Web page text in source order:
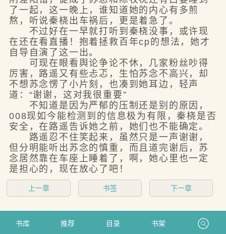
了一起，这一晚上，谁知道她的内心有多煎
熬，听说秦桡出车祸后，更是着急了。
不过好在一早就打听到秦桡没事，或许现
在还在看直播！抱着拯救百年cp的想法，她才
自导自演了这一出。
可现在眼看舆论争论不休，几家粉丝吵得
厉害，路遥又有些忐忑，生怕苏念不高兴，却
不想苏念愣了小片刻，也凑到她耳边，轻声
道：“谢谢，这对我很重要”
不知道是因为严郁的压制还是别的原因，
008现如今能检测到的信息极为有限，秦桡是否
安全，在路遥告诉她之前，她们也不能确定。
路遥忍不住笑起来，虽然只是一声谢谢，
但分明能听出苏念的慎重，而且道完谢后，苏
念居然靠在车座上睡着了，啊，她心里也一定
是担心的，现在放心了吧！
上一章 书签 下一章
书库 推荐 目录 书架